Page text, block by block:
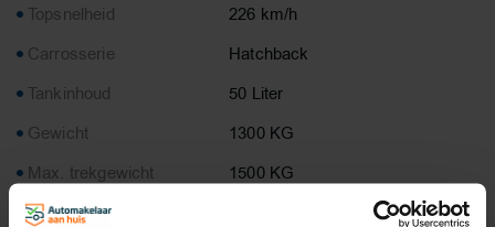
Topsnelheid
226 km/h
Carrosserie
Hatchback
Tankinhoud
50 Liter
Gewicht
1300 KG
Max. trekgewicht
1500 KG
Laadvermogen